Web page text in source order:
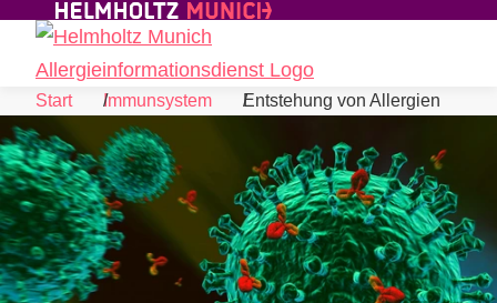
Skip to Content
Start Immunsystem Entstehung von Allergien